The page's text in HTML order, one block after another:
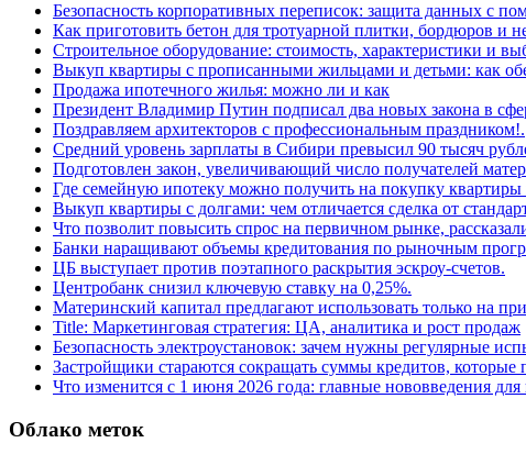
Безопасность корпоративных переписок: защита данных с
Как приготовить бетон для тротуарной плитки, бордюров и
Строительное оборудование: стоимость, характеристики и
Выкуп квартиры с прописанными жильцами и детьми: как
Продажа ипотечного жилья: можно ли и как
Президент Владимир Путин подписал два новых закона в
Поздравляем архитекторов с профессиональным праздником!.
Средний уровень зарплаты в Сибири превысил 90 тысяч
Подготовлен закон, увеличивающий число получателей
Где семейную ипотеку можно получить на покупку
Выкуп квартиры с долгами: чем отличается сделка от
Что позволит повысить спрос на первичном рынке,
Банки наращивают объемы кредитования по рыночным
ЦБ выступает против поэтапного раскрытия эскроу-счетов.
Центробанк снизил ключевую ставку на 0,25%.
Материнский капитал предлагают использовать только на
Title: Маркетинговая стратегия: ЦА, аналитика и рост продаж
Безопасность электроустановок: зачем нужны регулярные
Застройщики стараются сокращать суммы кредитов, которые
Что изменится с 1 июня 2026 года: главные нововведения для
Облако меток